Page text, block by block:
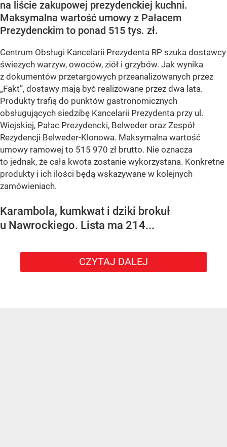
na liście zakupowej prezydenckiej kuchni.
Maksymalna wartość umowy z Pałacem
Prezydenckim to ponad 515 tys. zł.
Centrum Obsługi Kancelarii Prezydenta RP szuka dostawcy
świeżych warzyw, owoców, ziół i grzybów. Jak wynika
z dokumentów przetargowych przeanalizowanych przez
„Fakt”, dostawy mają być realizowane przez dwa lata.
Produkty trafią do punktów gastronomicznych
obsługujących siedzibę Kancelarii Prezydenta przy ul.
Wiejskiej, Pałac Prezydencki, Belweder oraz Zespół
Rezydencji Belweder-Klonowa. Maksymalna wartość
umowy ramowej to 515 970 zł brutto. Nie oznacza
to jednak, że cała kwota zostanie wykorzystana. Konkretne
produkty i ich ilości będą wskazywane w kolejnych
zamówieniach.
Karambola, kumkwat i dziki brokuł
u Nawrockiego. Lista ma 214...
CZYTAJ DALEJ